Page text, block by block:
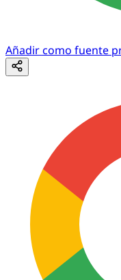
Añadir como fuente